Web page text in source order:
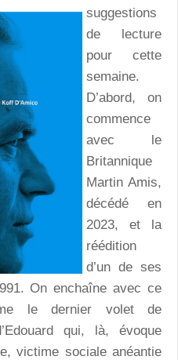
suggestions
de lecture
pour cette
semaine.
D’abord, on
commence
avec le
Britannique
Martin Amis,
décédé en
2023, et la
réédition
d’un de ses
On enchaîne avec ce
le dernier volet de
qui, là, évoque
victime sociale anéantie